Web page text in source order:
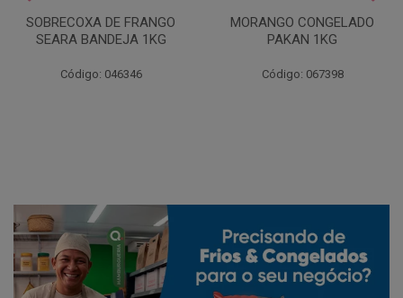
SOBRECOXA DE FRANGO
SEARA BANDEJA 1KG
Código: 046346
MORANGO CONGELADO
PAKAN 1KG
Código: 067398